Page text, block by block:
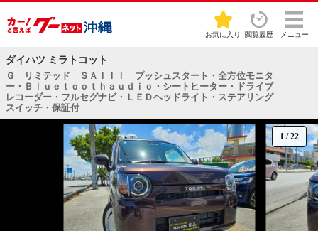
お気に入り 閲覧履歴 メニュー
ダイハツ ミラトコット
Ｇ リミテッド ＳＡＩＩＩ プッシュスタート・全方位モニタ
ー・Ｂｌｕｅｔｏｏｔｈａｕｄｉｏ・シートヒーター・ドライブ
レコーダー・フルセグナビ・ＬＥＤヘッドライト・ステアリング
スイッチ・保証付
1 /22